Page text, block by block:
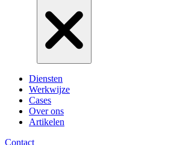
Diensten
Werkwijze
Cases
Over ons
Artikelen
Contact